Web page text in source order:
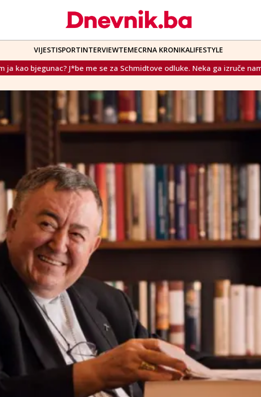
VIJESTISPORTINTERVIEWTEMECRNA KRONIKALIFESTYLE
me se za Schmidtove odluke. Neka ga izruče nama da ga zatvorimo"